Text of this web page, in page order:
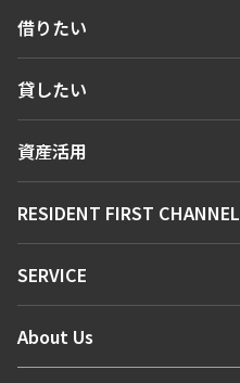
借りたい
人気エリアから探す
新着情報から探す
新着募集情報
貸したい
お問い合わせ
資産活用
お問い合わせ
RESIDENT FIRST CHANNEL
マンションレポート
住まいのコラム
SERVICE
会員ページ
About Us